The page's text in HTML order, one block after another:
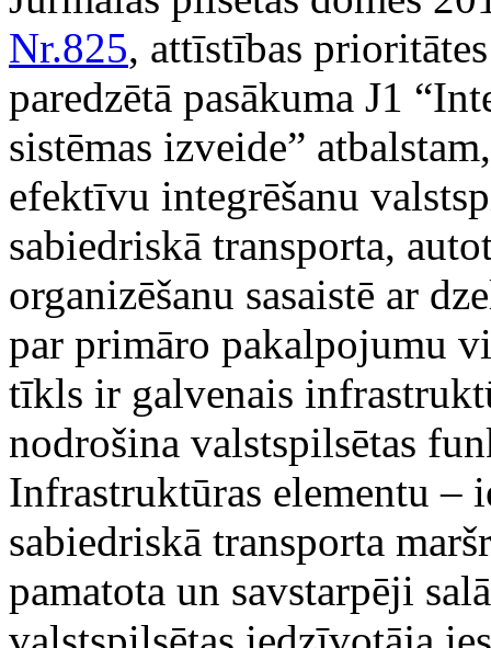
Nr.825, attīstības
paredzētā pasākuma J1
sistēmas izveide”
efektīvu integrēšanu
sabiedriskā transporta,
organizēšanu sasaistē ar
par primāro pakalpojumu
tīkls ir galvenais
nodrošina valstspilsētas
Infrastruktūras elementu –
sabiedriskā transporta
pamatota un savstarpēji